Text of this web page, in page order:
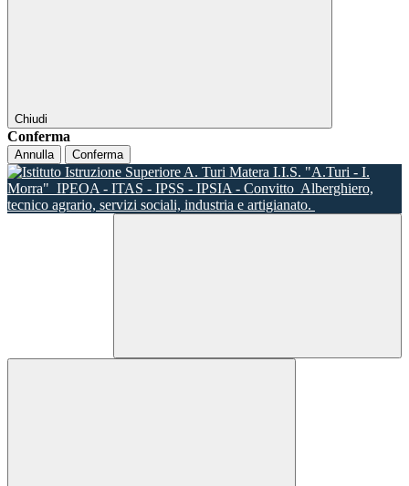
Chiudi
Conferma
Annulla Conferma
I.I.S. "A.Turi - I.
Morra" IPEOA - ITAS - IPSS - IPSIA - Convitto Alberghiero,
tecnico agrario, servizi sociali, industria e artigianato.